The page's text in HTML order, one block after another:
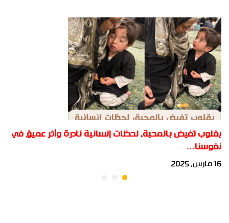
بقلوب تفيض بالمحبة، لحظات إنسانية نادرة وأثر عميق في
نفوسنا…
16 مارس، 2025